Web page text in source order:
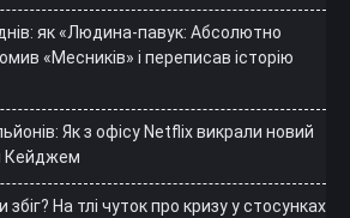
як «Людина-павук: Абсолютно
«Месників» і переписав історію
Як з офісу Netflix викрали новий
Кейджем
На тлі чуток про кризу у стосунках